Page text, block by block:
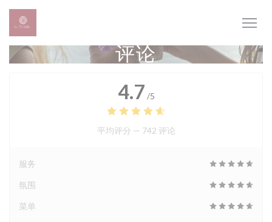
Cookie管理面板
评论
4.7 /5
平均评分 — 742 评论
服务
氛围
菜单